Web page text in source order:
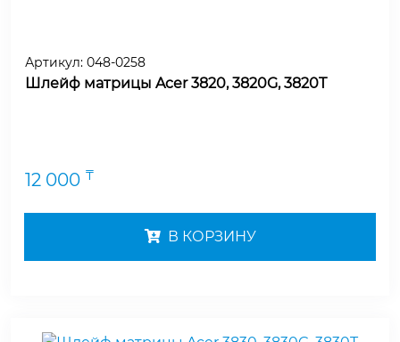
Артикул: 048-0258
Шлейф матрицы Acer 3820, 3820G, 3820T
12 000 ₸
В КОРЗИНУ